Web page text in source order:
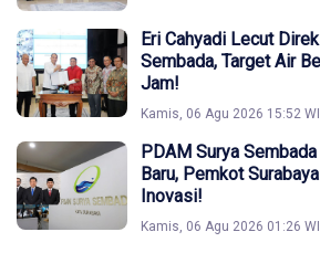
Eri Cahyadi Lecut
Sembada, Target Air
Jam!
Kamis, 06 Agu 2026 15:52
PDAM Surya
Baru, Pemkot
Inovasi!
Kamis, 06 Agu 2026 01:26